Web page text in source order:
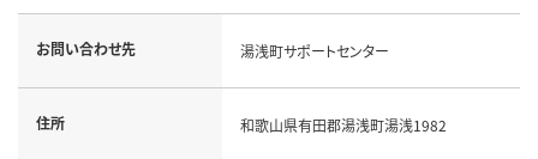
お問い合わせ先 湯浅町サポートセンター
住所 和歌山県有田郡湯浅町湯浅1982